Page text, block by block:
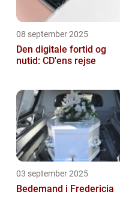
08 september 2025
Den digitale fortid og
nutid: CD'ens rejse
03 september 2025
Bedemand i Fredericia